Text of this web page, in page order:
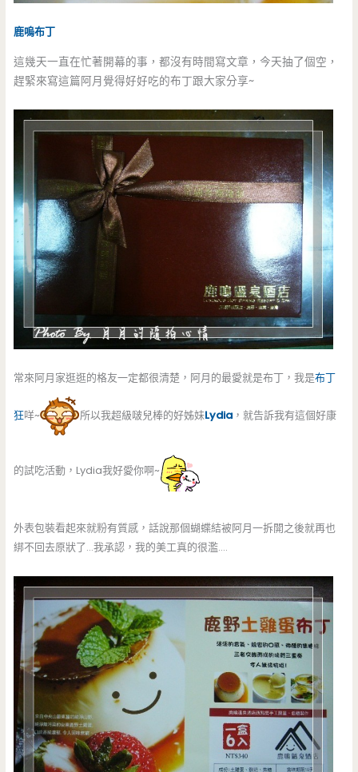
鹿嗚布丁
這幾天一直在忙著開幕的事，都沒有時間寫文章，今天抽了個空，
趕緊來寫這篇阿月覺得好好吃的布丁跟大家分享~
常來阿月家逛逛的格友一定都很清楚，阿月的最愛就是布丁，我是布丁
狂咩~ 所以我超級啵兒棒的好姊妹Lydia ，就告訴我有這個好康
的試吃活動，Lydia我好愛你啊~
外表包裝看起來就粉有質感，話說那個蝴蝶結被阿月一拆開之後就再也
綁不回去原狀了…我承認，我的美工真的很濫….